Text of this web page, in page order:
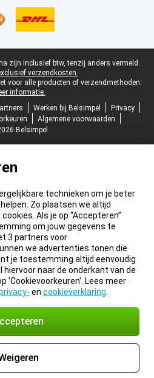
zijn inclusief btw, tenzij anders vermeld.
verzendkosten.
voor alle producten of verzendmethoden:
informatie.
Werken bij Belsimpel
Privacy
Algemene voorwaarden
Belsimpel
technieken om je beter
Zo plaatsen we altijd
Als je op “Accepteren”
om jouw gegevens te
3 partners voor
we advertenties tonen die
je toestemming altijd eenvoudig
naar de onderkant van de
'Cookievoorkeuren'. Lees meer
en cookieverklaring